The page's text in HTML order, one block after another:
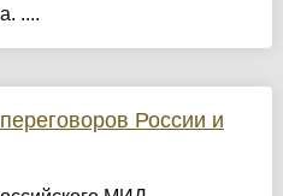
....
России и